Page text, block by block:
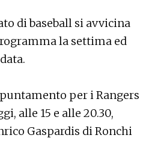
di baseball si avvicina
la settima ed
per i Rangers
alle 15 e alle 20.30,
Gaspardis di Ronchi